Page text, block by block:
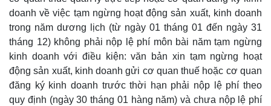
doanh về việc tạm ngừng hoạt động sản xuất, kinh doanh
trong năm dương lịch (từ ngày 01 tháng 01 đến ngày 31
tháng 12) không phải nộp lệ phí môn bài năm tạm ngừng
kinh doanh với điều kiện: văn bản xin tạm ngừng hoạt
động sản xuất, kinh doanh gửi cơ quan thuế hoặc cơ quan
đăng ký kinh doanh trước thời hạn phải nộp lệ phí theo
quy định (ngày 30 tháng 01 hàng năm) và chưa nộp lệ phí